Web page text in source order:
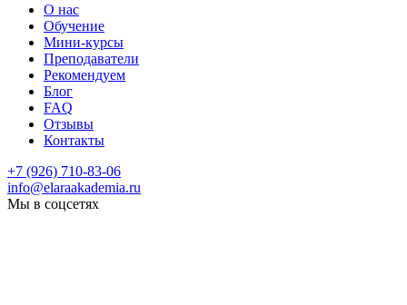
О нас
Обучение
Мини-курсы
Преподаватели
Рекомендуем
Блог
FAQ
Отзывы
Контакты
+7 (926) 710-83-06
info@elaraakademia.ru
Мы в соцсетях